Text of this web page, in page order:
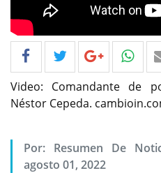
Video: Comandante de
Néstor Cepeda.
Por: Resumen De
agosto 01, 2022